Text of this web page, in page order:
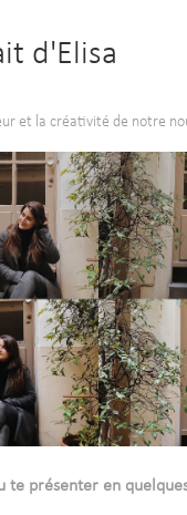
d'Elisa
et la créativité de notre
te présenter en